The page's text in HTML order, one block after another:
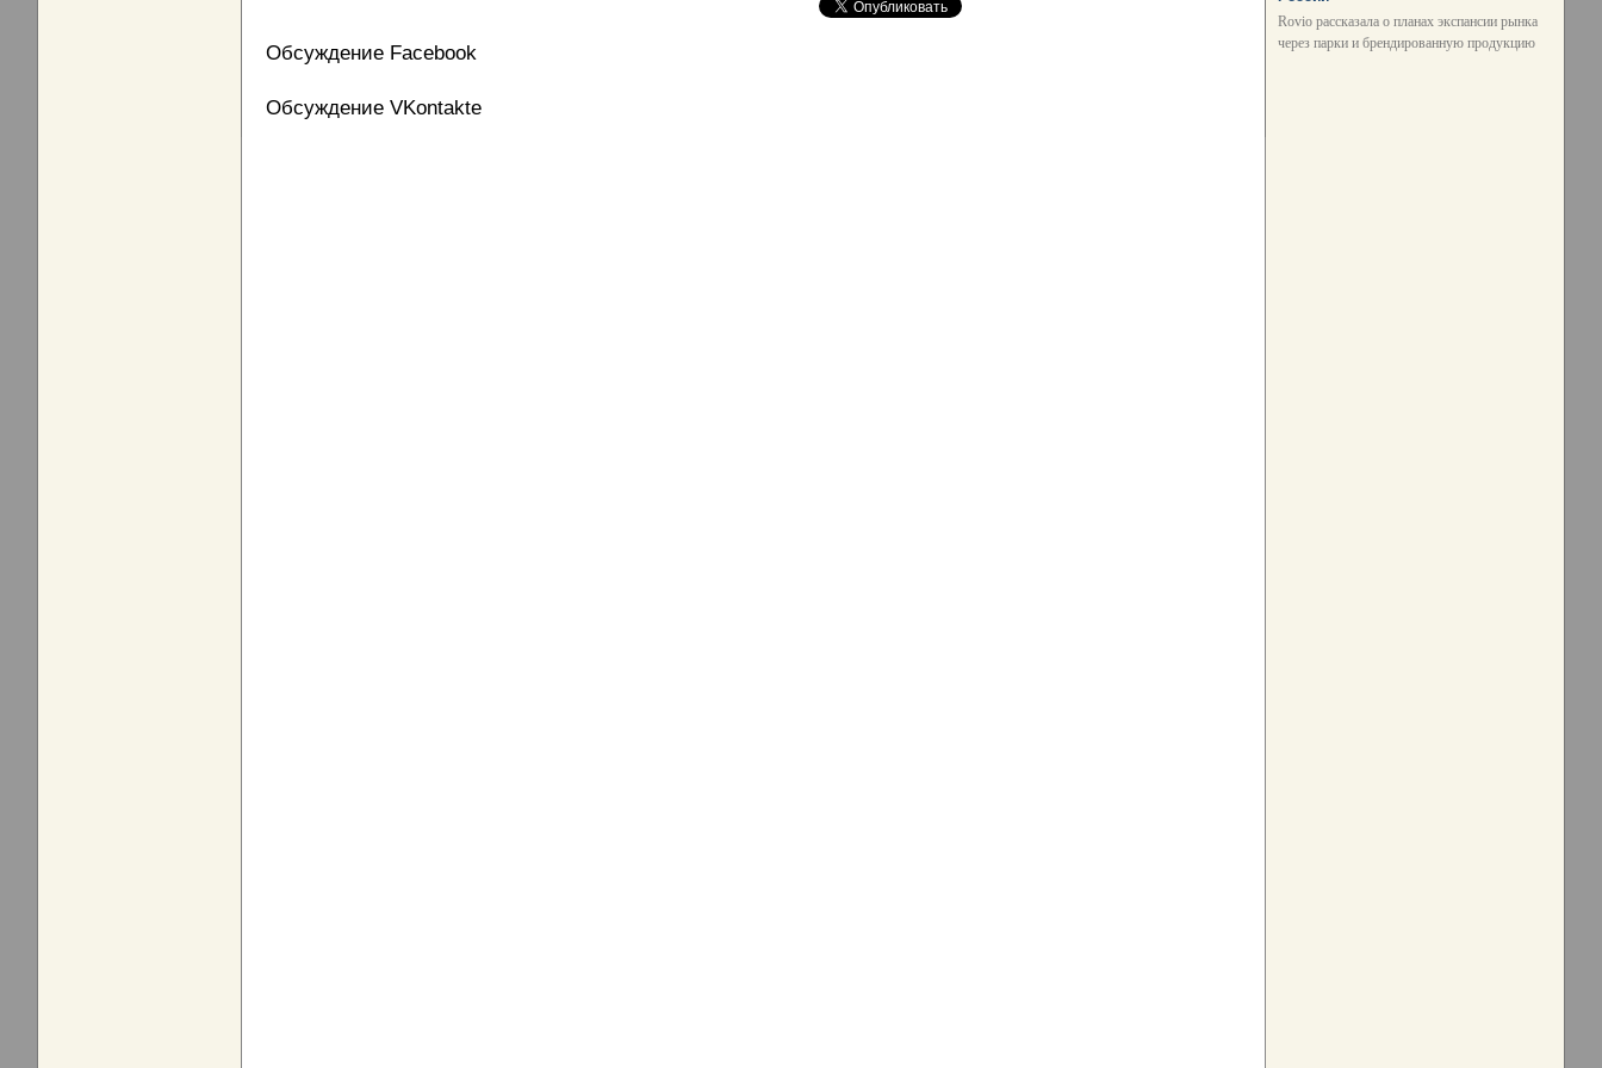
Обсуждение Facebook
Обсуждение VKontakte
Rovio рассказала о планах экспансии рынка
через парки и брендированную продукцию